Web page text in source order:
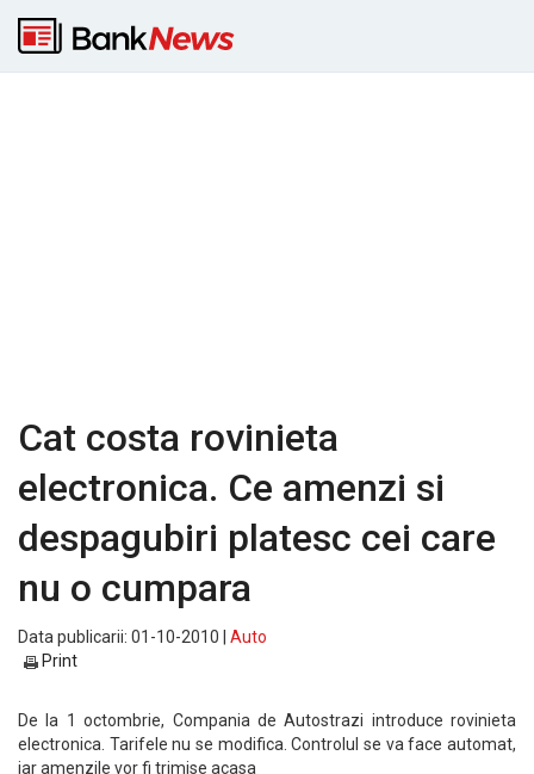
Cat costa rovinieta
electronica. Ce amenzi si
despagubiri platesc cei care
nu o cumpara
Data publicarii: 01-10-2010 | Auto
Print
De la 1 octombrie, Compania de Autostrazi introduce rovinieta
electronica. Tarifele nu se modifica. Controlul se va face automat,
iar amenzile vor fi trimise acasa